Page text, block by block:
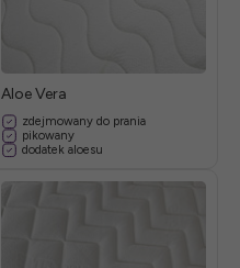
Aloe Vera
zdejmowany do prania
pikowany
dodatek aloesu